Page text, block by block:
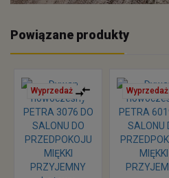
Powiązane produkty
Wyprzedaż Wyprzedaż